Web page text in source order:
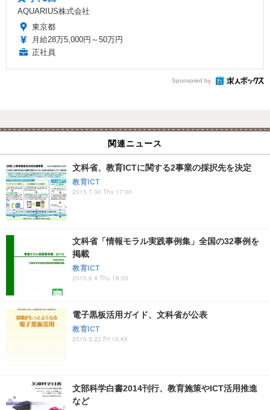
AQUARIUS株式会社
東京都
月給28万5,000円～50万円
正社員
Sponsored by
関連ニュース
文科省、教育ICTに関する2事業の採択先を決定
教育ICT
2015.7.30 Thu 17:00
文科省「情報モラル実践事例集」全国の32事例を
掲載
教育ICT
2015.6.4 Thu 18:00
電子黒板活用ガイド、文科省が公表
教育ICT
2015.5.22 Fri 15:45
文部科学白書2014刊行、教育施策やICT活用推進
など